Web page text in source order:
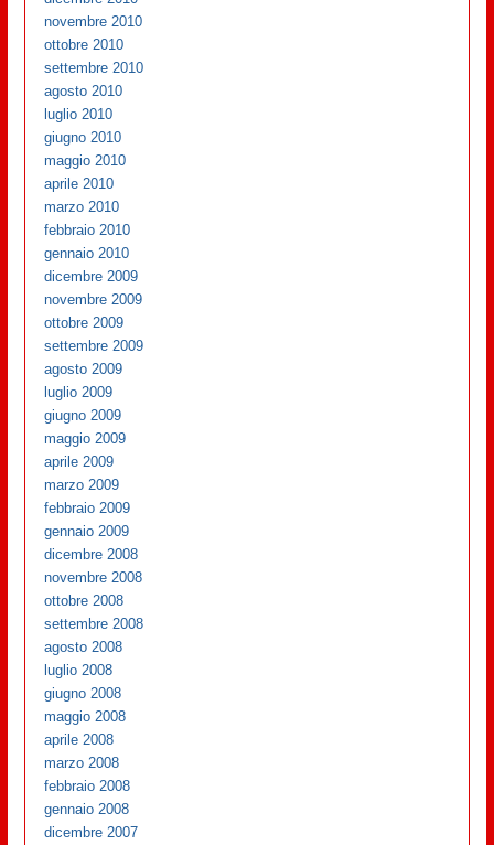
novembre 2010
ottobre 2010
settembre 2010
agosto 2010
luglio 2010
giugno 2010
maggio 2010
aprile 2010
marzo 2010
febbraio 2010
gennaio 2010
dicembre 2009
novembre 2009
ottobre 2009
settembre 2009
agosto 2009
luglio 2009
giugno 2009
maggio 2009
aprile 2009
marzo 2009
febbraio 2009
gennaio 2009
dicembre 2008
novembre 2008
ottobre 2008
settembre 2008
agosto 2008
luglio 2008
giugno 2008
maggio 2008
aprile 2008
marzo 2008
febbraio 2008
gennaio 2008
dicembre 2007